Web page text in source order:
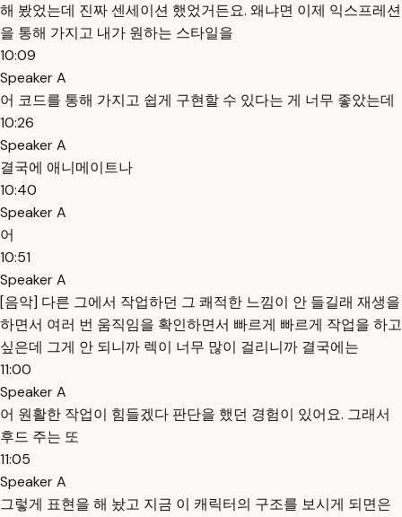
해 봤었는데 진짜 센세이션 했었거든요. 왜냐면 이제 익스프레션
을 통해 가지고 내가 원하는 스타일을
10:09
Speaker A
어 코드를 통해 가지고 쉽게 구현할 수 있다는 게 너무 좋았는데
10:26
Speaker A
결국에 애니메이트나
10:40
Speaker A
어
10:51
Speaker A
[음악] 다른 그에서 작업하던 그 쾌적한 느낌이 안 들길래 재생을
하면서 여러 번 움직임을 확인하면서 빠르게 빠르게 작업을 하고
싶은데 그게 안 되니까 렉이 너무 많이 걸리니까 결국에는
11:00
Speaker A
어 원활한 작업이 힘들겠다 판단을 했던 경험이 있어요. 그래서
후드 주는 또
11:05
Speaker A
그렇게 표현을 해 놨고 지금 이 캐릭터의 구조를 보시게 되면은